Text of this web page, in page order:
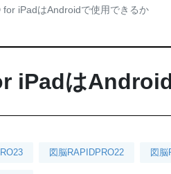
for iPadはAndroidで使用できるか
iPadは
図脳RAPIDPRO22 図